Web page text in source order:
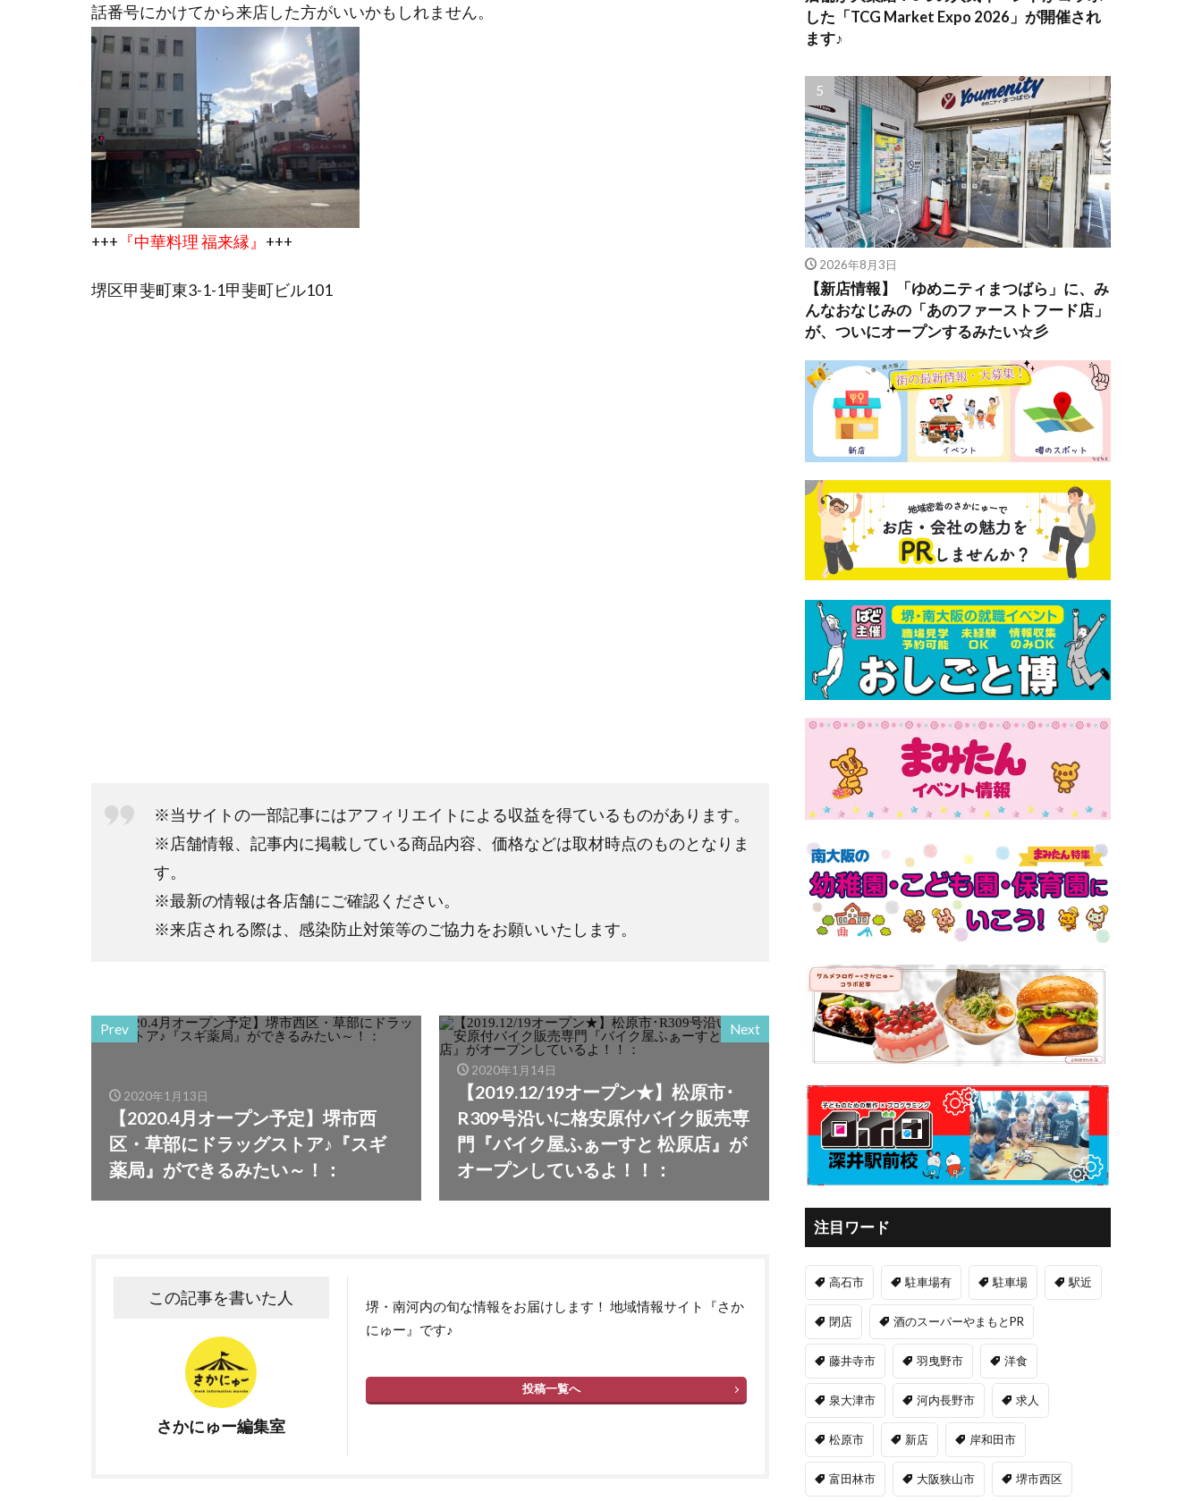
話番号にかけてから来店した方がいいかもしれません。
+++ 『中華料理 福来縁』 +++
堺区甲斐町東3-1-1甲斐町ビル101
※当サイトの一部記事にはアフィリエイトによる収益を得ているものがあります。
※店舗情報、記事内に掲載している商品内容、価格などは取材時点のものとなりま
す。
※最新の情報は各店舗にご確認ください。
※来店される際は、感染防止対策等のご協力をお願いいたします。
Prev
2020年1月13日
【2020.4月オープン予定】堺市西
区・草部にドラッグストア♪『スギ
薬局』ができるみたい～！：
Next
2020年1月14日
【2019.12/19オープン★】松原市･
R309号沿いに格安原付バイク販売専
門『バイク屋ふぁーすと 松原店』が
オープンしているよ！！：
この記事を書いた人
さかにゅー編集室
堺・南河内の旬な情報をお届けします！ 地域情報サイト『さか
にゅー』です♪
投稿一覧へ
した「TCG Market Expo 2026」が開催され
ます♪
2026年8月3日
【新店情報】「ゆめニティまつばら」に、み
んなおなじみの「あのファーストフード店」
が、ついにオープンするみたい☆彡
注目ワード
高石市 駐車場有 駐車場 駅近
閉店 酒のスーパーやまもとPR
藤井寺市 羽曳野市 洋食
泉大津市 河内長野市 求人
松原市 新店 岸和田市
富田林市 大阪狭山市 堺市西区